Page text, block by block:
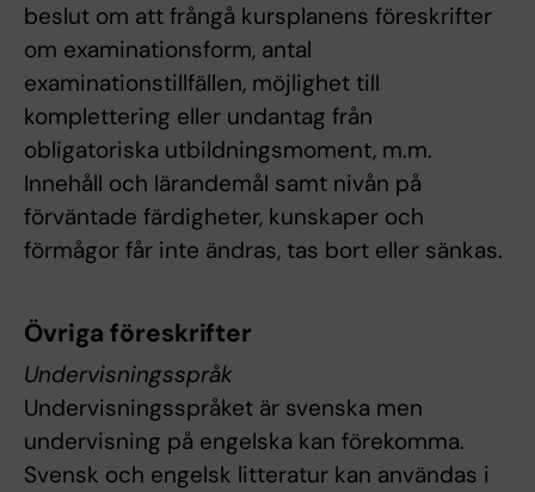
beslut om att frångå kursplanens föreskrifter
om examinationsform, antal
examinationstillfällen, möjlighet till
komplettering eller undantag från
obligatoriska utbildningsmoment, m.m.
Innehåll och lärandemål samt nivån på
förväntade färdigheter, kunskaper och
förmågor får inte ändras, tas bort eller sänkas.
Övriga föreskrifter
Undervisningsspråk
Undervisningsspråket är svenska men
undervisning på engelska kan förekomma.
Svensk och engelsk litteratur kan användas i